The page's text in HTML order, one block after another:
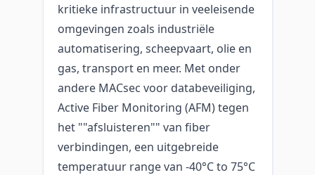
kritieke infrastructuur in veeleisende
omgevingen zoals industriële
automatisering, scheepvaart, olie en
gas, transport en meer. Met onder
andere MACsec voor databeveiliging,
Active Fiber Monitoring (AFM) tegen
het ""afsluisteren"" van fiber
verbindingen, een uitgebreide
temperatuur range van -40°C to 75°C